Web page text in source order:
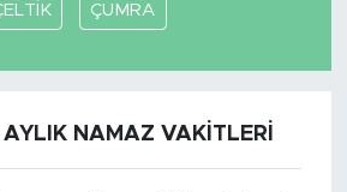
ÇUMRA
NAMAZ VAKITLERI